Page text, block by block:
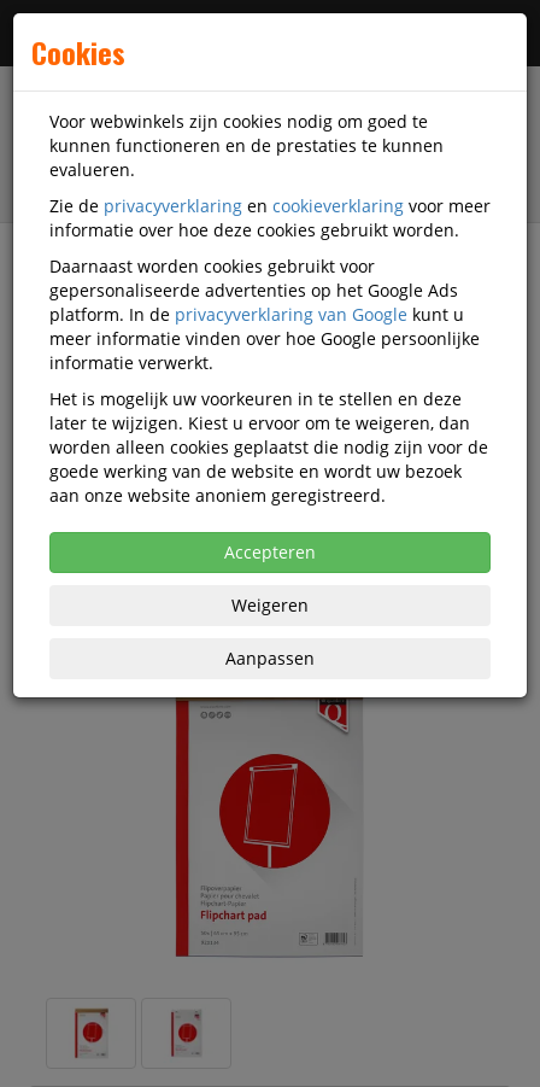
filter
Presentatiemiddelen
Flipovers en accessoires
Flipoverpapier
Quantore Flipoverpapier 65x98cm
Blanco/ruit 80 Gram Fsc
Korting vanaf aankoop 4 eenheden, zieprijsoverzicht
Cookies
Voor webwinkels zijn cookies nodig om goed te
kunnen functioneren en de prestaties te kunnen
evalueren.
Zie de privacyverklaring en cookieverklaring voor meer
informatie over hoe deze cookies gebruikt worden.
Daarnaast worden cookies gebruikt voor
gepersonaliseerde advertenties op het Google Ads
platform. In de privacyverklaring van Google kunt u
meer informatie vinden over hoe Google persoonlijke
informatie verwerkt.
Het is mogelijk uw voorkeuren in te stellen en deze
later te wijzigen. Kiest u ervoor om te weigeren, dan
worden alleen cookies geplaatst die nodig zijn voor de
goede werking van de website en wordt uw bezoek
aan onze website anoniem geregistreerd.
Accepteren
Weigeren
Aanpassen